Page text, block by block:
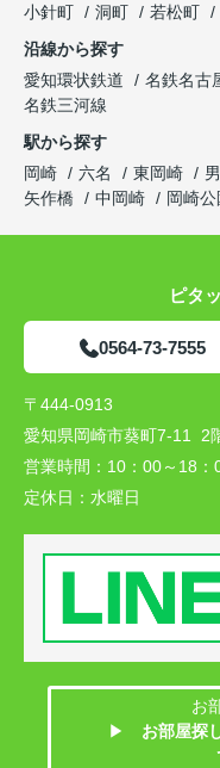
小針町
洞町 若松町
沿線から探す
愛知環状鉄道
名鉄名古
名鉄三河線
駅から探す
岡崎
六名 東岡崎
矢作橋
中岡崎 岡崎
ピタ
0564-73-7555
〒444-0913
愛知県岡崎市葵町7-11 2
営業時間： 10：00～18：
定休日： 水曜日
お
▶
お部屋探